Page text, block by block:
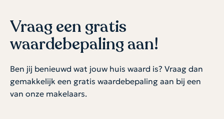
Vraag een gratis
waardebepaling aan!
Ben jij benieuwd wat jouw huis waard is? Vraag dan
gemakkelijk een gratis waardebepaling aan bij een
van onze makelaars.